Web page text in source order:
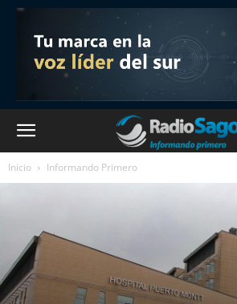
Inicio Informando Primero